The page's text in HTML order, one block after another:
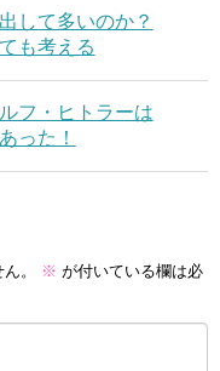
して多いのか？
も考える
フ・ヒトラーは
った！
。 ※ が付いている欄は必